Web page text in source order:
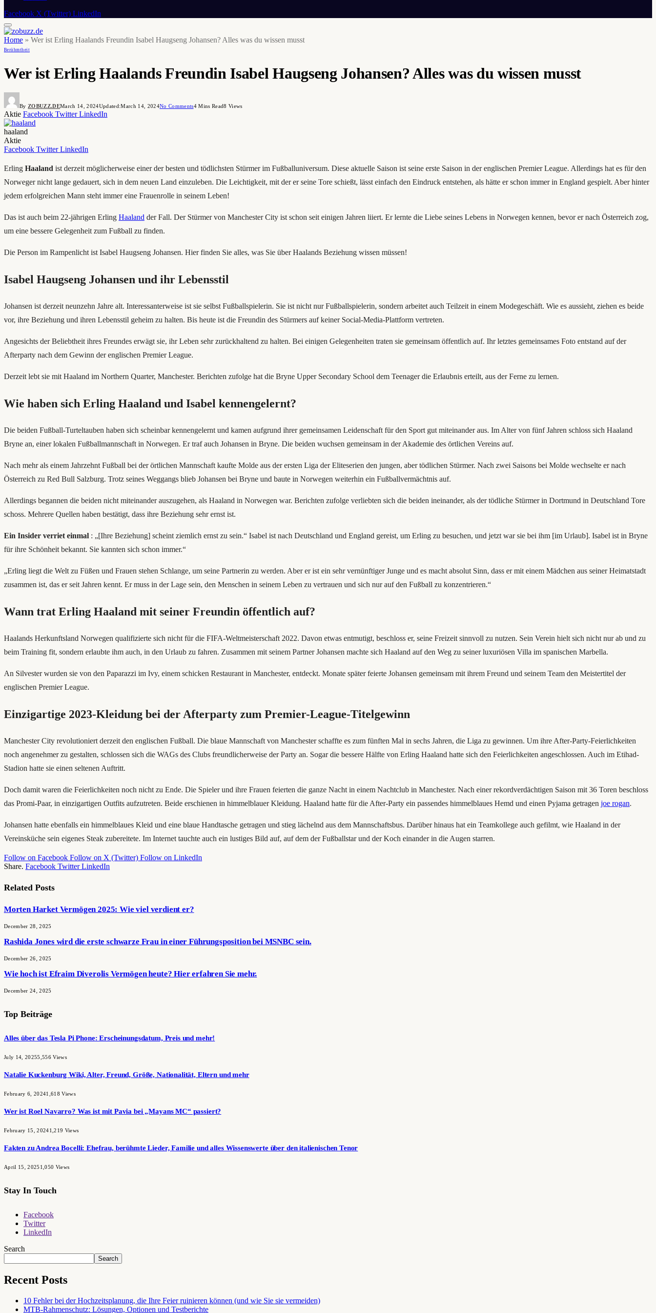
Facebook X (Twitter) LinkedIn
Home » Wer ist Erling Haalands Freundin Isabel Haugseng Johansen? Alles was du wissen musst
Berühmtheit
Wer ist Erling Haalands Freundin Isabel Haugseng Johansen? Alles was du wissen musst
By ZOBUZZ.DEMarch 14, 2024Updated:March 14, 2024No Comments4 Mins Read8 Views
Aktie Facebook Twitter LinkedIn
haaland
Aktie
Facebook Twitter LinkedIn
Erling Haaland ist derzeit möglicherweise einer der besten und tödlichsten Stürmer im Fußballuniversum. Diese aktuelle Saison ist seine erste Saison in der englischen Premier League. Allerdings hat es für den
Norweger nicht lange gedauert, sich in dem neuen Land einzuleben. Die Leichtigkeit, mit der er seine Tore schießt, lässt einfach den Eindruck entstehen, als hätte er schon immer in England gespielt. Aber hinter
jedem erfolgreichen Mann steht immer eine Frauenrolle in seinem Leben!
Das ist auch beim 22-jährigen Erling Haaland der Fall. Der Stürmer von Manchester City ist schon seit einigen Jahren liiert. Er lernte die Liebe seines Lebens in Norwegen kennen, bevor er nach Österreich zog,
um eine bessere Gelegenheit zum Fußball zu finden.
Die Person im Rampenlicht ist Isabel Haugseng Johansen. Hier finden Sie alles, was Sie über Haalands Beziehung wissen müssen!
Isabel Haugseng Johansen und ihr Lebensstil
Johansen ist derzeit neunzehn Jahre alt. Interessanterweise ist sie selbst Fußballspielerin. Sie ist nicht nur Fußballspielerin, sondern arbeitet auch Teilzeit in einem Modegeschäft. Wie es aussieht, ziehen es beide
vor, ihre Beziehung und ihren Lebensstil geheim zu halten. Bis heute ist die Freundin des Stürmers auf keiner Social-Media-Plattform vertreten.
Angesichts der Beliebtheit ihres Freundes erwägt sie, ihr Leben sehr zurückhaltend zu halten. Bei einigen Gelegenheiten traten sie gemeinsam öffentlich auf. Ihr letztes gemeinsames Foto entstand auf der
Afterparty nach dem Gewinn der englischen Premier League.
Derzeit lebt sie mit Haaland im Northern Quarter, Manchester. Berichten zufolge hat die Bryne Upper Secondary School dem Teenager die Erlaubnis erteilt, aus der Ferne zu lernen.
Wie haben sich Erling Haaland und Isabel kennengelernt?
Die beiden Fußball-Turteltauben haben sich scheinbar kennengelernt und kamen aufgrund ihrer gemeinsamen Leidenschaft für den Sport gut miteinander aus. Im Alter von fünf Jahren schloss sich Haaland
Bryne an, einer lokalen Fußballmannschaft in Norwegen. Er traf auch Johansen in Bryne. Die beiden wuchsen gemeinsam in der Akademie des örtlichen Vereins auf.
Nach mehr als einem Jahrzehnt Fußball bei der örtlichen Mannschaft kaufte Molde aus der ersten Liga der Eliteserien den jungen, aber tödlichen Stürmer. Nach zwei Saisons bei Molde wechselte er nach
Österreich zu Red Bull Salzburg. Trotz seines Weggangs blieb Johansen bei Bryne und baute in Norwegen weiterhin ein Fußballvermächtnis auf.
Allerdings begannen die beiden nicht miteinander auszugehen, als Haaland in Norwegen war. Berichten zufolge verliebten sich die beiden ineinander, als der tödliche Stürmer in Dortmund in Deutschland Tore
schoss. Mehrere Quellen haben bestätigt, dass ihre Beziehung sehr ernst ist.
Ein Insider verriet einmal : „[Ihre Beziehung] scheint ziemlich ernst zu sein.“ Isabel ist nach Deutschland und England gereist, um Erling zu besuchen, und jetzt war sie bei ihm [im Urlaub]. Isabel ist in Bryne
für ihre Schönheit bekannt. Sie kannten sich schon immer.“
„Erling liegt die Welt zu Füßen und Frauen stehen Schlange, um seine Partnerin zu werden. Aber er ist ein sehr vernünftiger Junge und es macht absolut Sinn, dass er mit einem Mädchen aus seiner Heimatstadt
zusammen ist, das er seit Jahren kennt. Er muss in der Lage sein, den Menschen in seinem Leben zu vertrauen und sich nur auf den Fußball zu konzentrieren.“
Wann trat Erling Haaland mit seiner Freundin öffentlich auf?
Haalands Herkunftsland Norwegen qualifizierte sich nicht für die FIFA-Weltmeisterschaft 2022. Davon etwas entmutigt, beschloss er, seine Freizeit sinnvoll zu nutzen. Sein Verein hielt sich nicht nur ab und zu
beim Training fit, sondern erlaubte ihm auch, in den Urlaub zu fahren. Zusammen mit seinem Partner Johansen machte sich Haaland auf den Weg zu seiner luxuriösen Villa im spanischen Marbella.
An Silvester wurden sie von den Paparazzi im Ivy, einem schicken Restaurant in Manchester, entdeckt. Monate später feierte Johansen gemeinsam mit ihrem Freund und seinem Team den Meistertitel der
englischen Premier League.
Einzigartige 2023-Kleidung bei der Afterparty zum Premier-League-Titelgewinn
Manchester City revolutioniert derzeit den englischen Fußball. Die blaue Mannschaft von Manchester schaffte es zum fünften Mal in sechs Jahren, die Liga zu gewinnen. Um ihre After-Party-Feierlichkeiten
noch angenehmer zu gestalten, schlossen sich die WAGs des Clubs freundlicherweise der Party an. Sogar die bessere Hälfte von Erling Haaland hatte sich den Feierlichkeiten angeschlossen. Auch im Etihad-
Stadion hatte sie einen seltenen Auftritt.
Doch damit waren die Feierlichkeiten noch nicht zu Ende. Die Spieler und ihre Frauen feierten die ganze Nacht in einem Nachtclub in Manchester. Nach einer rekordverdächtigen Saison mit 36 ​​Toren beschloss
das Promi-Paar, in einzigartigen Outfits aufzutreten. Beide erschienen in himmelblauer Kleidung. Haaland hatte für die After-Party ein passendes himmelblaues Hemd und einen Pyjama getragen joe rogan.
Johansen hatte ebenfalls ein himmelblaues Kleid und eine blaue Handtasche getragen und stieg lächelnd aus dem Mannschaftsbus. Darüber hinaus hat ein Teamkollege auch gefilmt, wie Haaland in der
Vereinsküche sein eigenes Steak zubereitete. Im Internet tauchte auch ein lustiges Bild auf, auf dem der Fußballstar und der Koch einander in die Augen starren.
Follow on Facebook Follow on X (Twitter) Follow on LinkedIn
Share. Facebook Twitter LinkedIn
Related Posts
Morten Harket Vermögen 2025: Wie viel verdient er?
December 28, 2025
Rashida Jones wird die erste schwarze Frau in einer Führungsposition bei MSNBC sein.
December 26, 2025
Wie hoch ist Efraim Diverolis Vermögen heute? Hier erfahren Sie mehr.
December 24, 2025
Top Beiträge
Alles über das Tesla Pi Phone: Erscheinungsdatum, Preis und mehr!
July 14, 20255,556Views
Natalie Kuckenburg Wiki, Alter, Freund, Größe, Nationalität, Eltern und mehr
February 6, 20241,618Views
Wer ist Roel Navarro? Was ist mit Pavia bei „Mayans MC“ passiert?
February 15, 20241,219 Views
Fakten zu Andrea Bocelli: Ehefrau, berühmte Lieder, Familie und alles Wissenswerte über den italienischen Tenor
April 15, 2025 1,050 Views
Stay In Touch
Facebook
Twitter
LinkedIn
Search
Search
Recent Posts
10 Fehler bei der Hochzeitsplanung, die Ihre Feier ruinieren können (und wie Sie sie vermeiden)
MTB-Rahmenschutz: Lösungen, Optionen und Testberichte